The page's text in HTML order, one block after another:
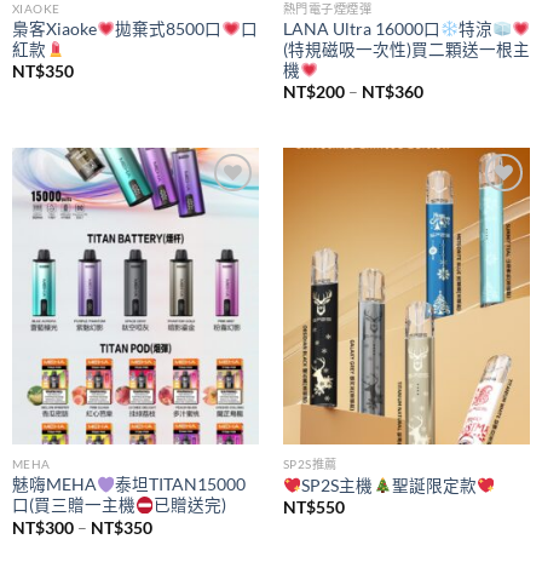
XIAOKE
梟客Xiaoke 拋棄式8500口
口
紅款
NT$350
熱門電子煙煙彈
LANA Ultra 16000口
特涼
(特規磁吸一次性)買二顆送一根主
機
NT$200 – NT$360價
NT$200
到
NT$360
Add to
MEHA
魅嗨MEHA
泰坦TITAN15000
口(買三贈一主機
已贈送完)
NT$300 – NT$350價
Add to
wishlist
SP2S推薦
SP2S主機
聖誕限定款
NT$550